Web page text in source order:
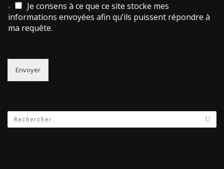
Je consens à ce que ce site stocke mes
informations envoyées afin qu’ils puissent répondre à
ma requête.
Envoyer